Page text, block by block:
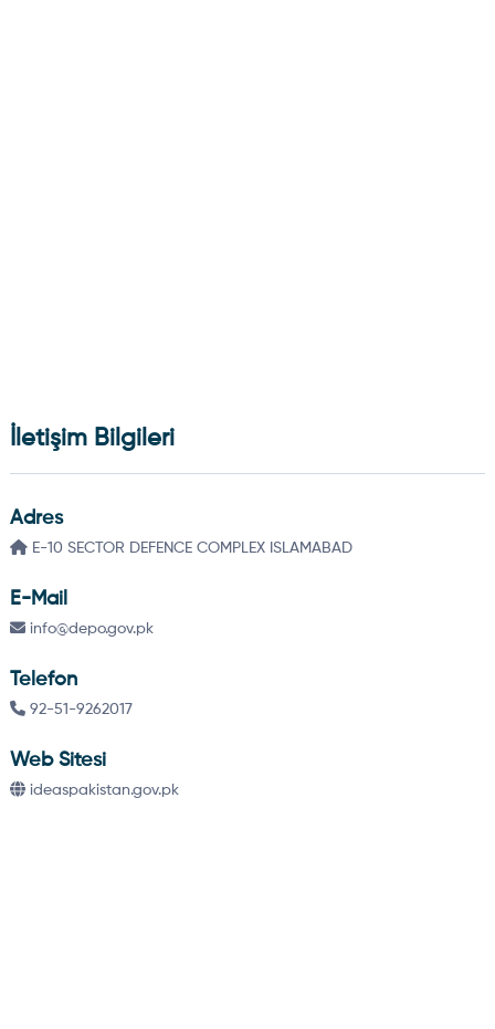
İletişim Bilgileri
Adres
E-10 SECTOR DEFENCE COMPLEX ISLAMABAD
E-Mail
info@depo.gov.pk
Telefon
92-51-9262017
Web Sitesi
ideaspakistan.gov.pk